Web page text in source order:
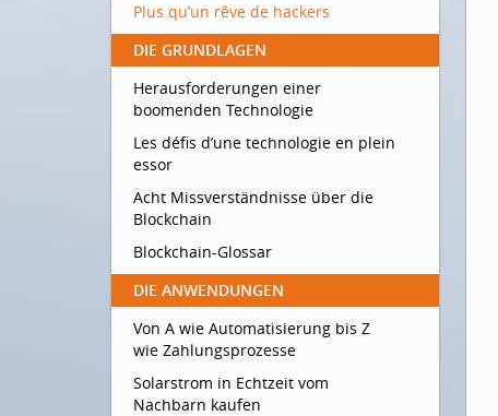
Plus qu’un rêve de hackers
DIE GRUNDLAGEN
Herausforderungen einer
boomenden Technologie
Les défis d’une technologie en plein
essor
Acht Missverständnisse über die
Blockchain
Blockchain-Glossar
DIE ANWENDUNGEN
Von A wie Automatisierung bis Z
wie Zahlungsprozesse
Solarstrom in Echtzeit vom
Nachbarn kaufen